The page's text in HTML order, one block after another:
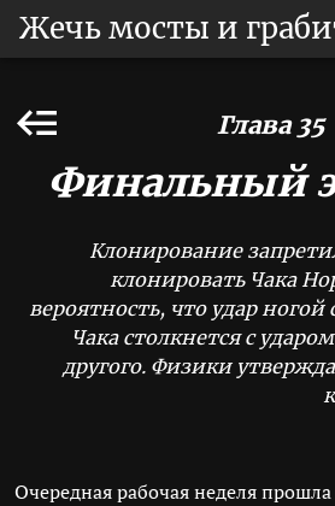
Глава 35
Финальный
Клонирование
клонировать Чака
вероятность, что удар ногой
Чака столкнется с
другого. Физики
Очередная рабочая неделя